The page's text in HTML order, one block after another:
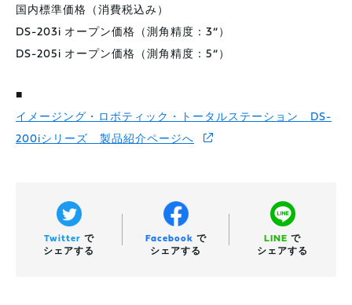
国内標準価格（消費税込み）
DS-203i オープン価格（測角精度：3”）
DS-205i オープン価格（測角精度：5”）
■
イメージング・ロボティック・トータルステーション DS-
200iシリーズ 製品紹介ページへ
Twitter で
シェアする
Facebook で
シェアする
LINE で
シェアする